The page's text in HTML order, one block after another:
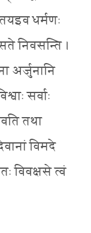
धर्मणः
निवसन्ति ।
अर्जुनानि
सर्वाः
तथा
विमदे
विवक्षसे त्वं